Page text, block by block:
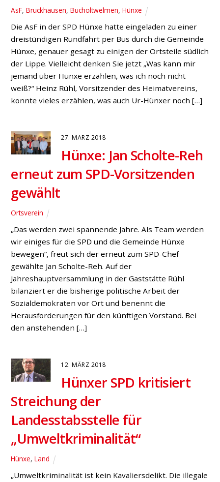
AsF,Bruckhausen,Bucholtwelmen,Hünxe
Die AsF in der SPD Hünxe hatte eingeladen zu einer
dreistündigen Rundfahrt per Bus durch die Gemeinde
Hünxe, genauer gesagt zu einigen der Ortsteile südlich
der Lippe. Vielleicht denken Sie jetzt „Was kann mir
jemand über Hünxe erzählen, was ich noch nicht
weiß?“ Heinz Rühl, Vorsitzender des Heimatvereins,
konnte vieles erzählen, was auch Ur-Hünxer noch […]
27. MÄRZ 2018
Hünxe: Jan Scholte-Reh
erneut zum SPD-Vorsitzenden
gewählt
Ortsverein
„Das werden zwei spannende Jahre. Als Team werden
wir einiges für die SPD und die Gemeinde Hünxe
bewegen“, freut sich der erneut zum SPD-Chef
gewählte Jan Scholte-Reh. Auf der
Jahreshauptversammlung in der Gaststätte Rühl
bilanziert er die bisherige politische Arbeit der
Sozialdemokraten vor Ort und benennt die
Herausforderungen für den künftigen Vorstand. Bei
den anstehenden […]
12. MÄRZ 2018
Hünxer SPD kritisiert
Streichung der
Landesstabsstelle für
„Umweltkriminalität“
Hünxe,Land
„Umweltkriminalität ist kein Kavaliersdelikt. Die illegale